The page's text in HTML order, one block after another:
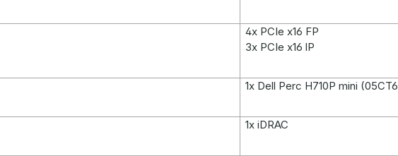
4x PCIe x16 FP
3x PCIe x16 lP
1x Dell Perc H710P mini
1x iDRAC